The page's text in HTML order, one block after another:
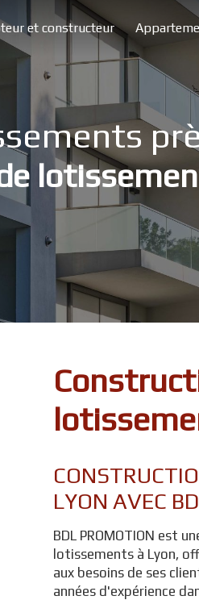
et constructeur
LYON AVEC
BDL PROMOTION est
lotissements à Lyon,
aux besoins de ses
années d'expérience